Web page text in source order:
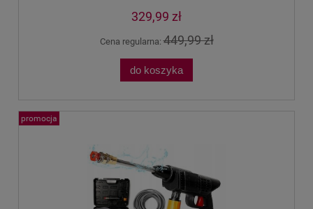
329,99 zł
Cena regularna:449,99 zł
do koszyka
promocja